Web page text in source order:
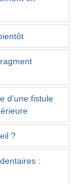
d’une fistule
?
: